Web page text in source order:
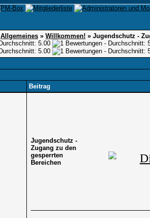
Allgemeines » Willkommen! » Jugendschutz -
Beitrag
Jugendschutz -
Zugang zu den
gesperrten
Bereichen